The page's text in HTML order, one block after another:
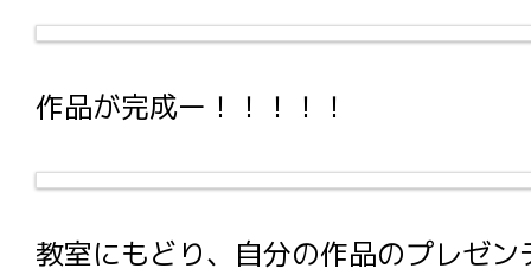
作品が完成ー！！！！！
教室にもどり、自分の作品のプレゼ